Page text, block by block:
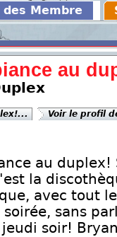
des Membre
au
Voir le profil
au duplex!
la
avec tout
sans
soir!